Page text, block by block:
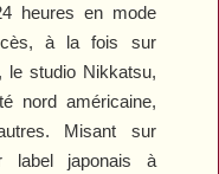
heures en mode
à la fois sur
le studio Nikkatsu,
nord américaine,
Misant sur
label japonais à